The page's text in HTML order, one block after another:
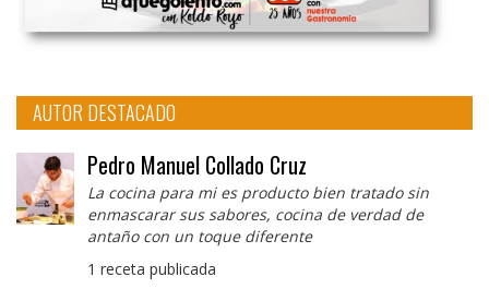
AUTOR DESTACADO
Pedro Manuel Collado Cruz
La cocina para mi es producto bien tratado sin
enmascarar sus sabores, cocina de verdad de
antaño con un toque diferente
1 receta publicada